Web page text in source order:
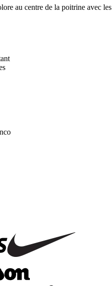
au centre de la poitrine avec les